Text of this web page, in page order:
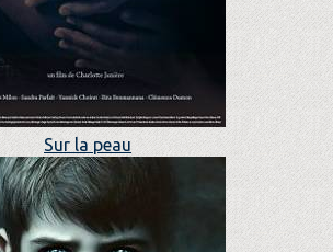
Sur la peau